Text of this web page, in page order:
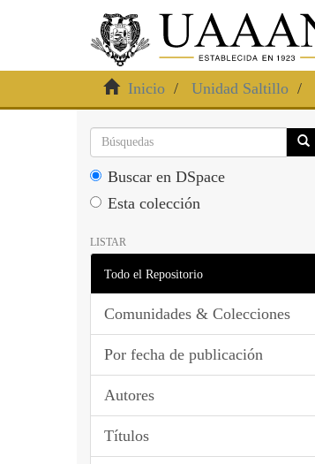
Inicio Unidad Saltillo
Buscar en DSpace
Esta colección
LISTAR
Todo el Repositorio
Comunidades & Colecciones
Por fecha de publicación
Autores
Títulos